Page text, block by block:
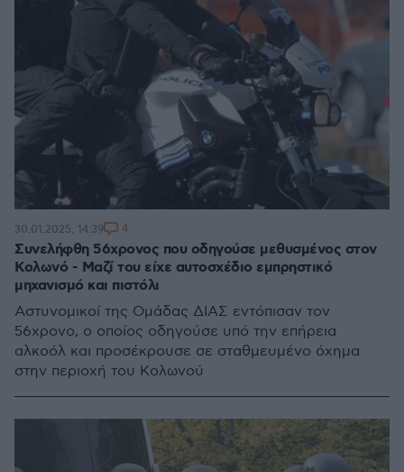
Συνελήφθη 56χρονος που οδηγούσε μεθυσμένος στον
Κολωνό - Μαζί του είχε αυτοσχέδιο εμπρηστικό
μηχανισμό και πιστόλι
Αστυνομικοί της Ομάδας ΔΙΑΣ εντόπισαν τον
56χρονο, ο οποίος οδηγούσε υπό την επήρεια
αλκοόλ και προσέκρουσε σε σταθμευμένο όχημα
στην περιοχή του Κολωνού
30.01.2025, 14:39 4